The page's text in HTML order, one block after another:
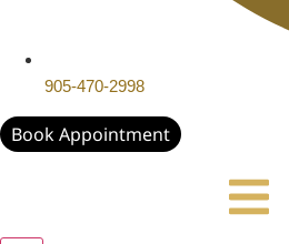
905-470-2998
Book Appointment